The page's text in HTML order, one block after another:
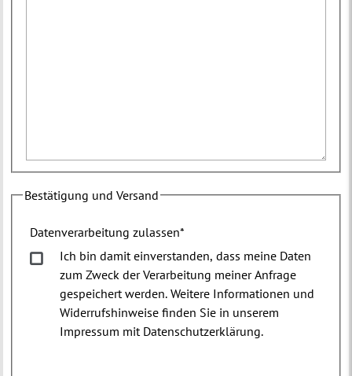
Bestätigung und Versand
Datenverarbeitung zulassen*
Ich bin damit einverstanden, dass meine Daten
zum Zweck der Verarbeitung meiner Anfrage
gespeichert werden. Weitere Informationen und
Widerrufshinweise finden Sie in unserem
Impressum mit Datenschutzerklärung.